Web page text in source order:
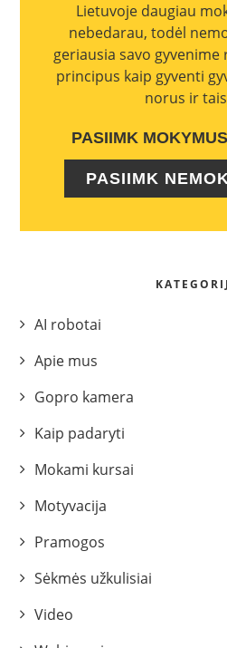
Lietuvoje daugiau
nebedarau, todėl
geriausia savo
principus kaip gyventi
norus ir
PASIIMK
PASIIMK
AI robotai
Apie mus
Gopro kamera
Kaip padaryti
Mokami kursai
Motyvacija
Pramogos
Sėkmės užkulisiai
Video